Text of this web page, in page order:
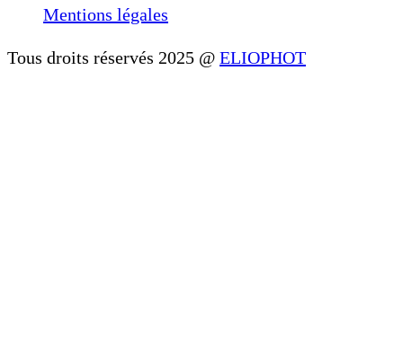
Mentions légales
Tous droits réservés 2025 @ ELIOPHOT